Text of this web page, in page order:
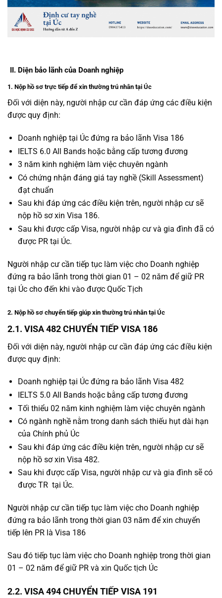
II. Diện bảo lãnh của Doanh nghiệp
1. Nộp hồ sơ trực tiếp để xin thường trú nhân tại Úc
Đối với diện này, người nhập cư cần đáp ứng các điều kiện
được quy định:
Doanh nghiệp tại Úc đứng ra bảo lãnh Visa 186
IELTS 6.0 All Bands hoặc bằng cấp tương đương
3 năm kinh nghiệm làm việc chuyên ngành
Có chứng nhận đáng giá tay nghề (Skill Assessment)
đạt chuẩn
Sau khi đáp ứng các điều kiện trên, người nhập cư sẽ
nộp hồ sơ xin Visa 186.
Sau khi được cấp Visa, người nhập cư và gia đình đã có
được PR tại Úc.
Người nhập cư cần tiếp tục làm việc cho Doanh nghiệp
đứng ra bảo lãnh trong thời gian 01 – 02 năm để giữ PR
tại Úc cho đến khi vào được Quốc Tịch
2. Nộp hồ sơ chuyển tiếp giúp xin thường trú nhân tại Úc
2.1. VISA 482 CHUYỂN TIẾP VISA 186
Đối với diện này, người nhập cư cần đáp ứng các điều kiện
được quy định:
Doanh nghiệp tại Úc đứng ra bảo lãnh Visa 482
IELTS 5.0 All Bands hoặc bằng cấp tương đương
Tối thiểu 02 năm kinh nghiệm làm việc chuyên ngành
Có ngành nghề nằm trong danh sách thiếu hụt dài hạn
của Chính phủ Úc
Sau khi đáp ứng các điều kiện trên, người nhập cư sẽ
nộp hồ sơ xin Visa 482.
Sau khi được cấp Visa, người nhập cư và gia đình sẽ có
được TR tại Úc.
Người nhập cư cần tiếp tục làm việc cho Doanh nghiệp
đứng ra bảo lãnh trong thời gian 03 năm để xin chuyển
tiếp lên PR là Visa 186
Sau đó tiếp tục làm việc cho Doanh nghiệp trong thời gian
01 – 02 năm để giữ PR và xin Quốc tịch Úc
2.2. VISA 494 CHUYỂN TIẾP VISA 191